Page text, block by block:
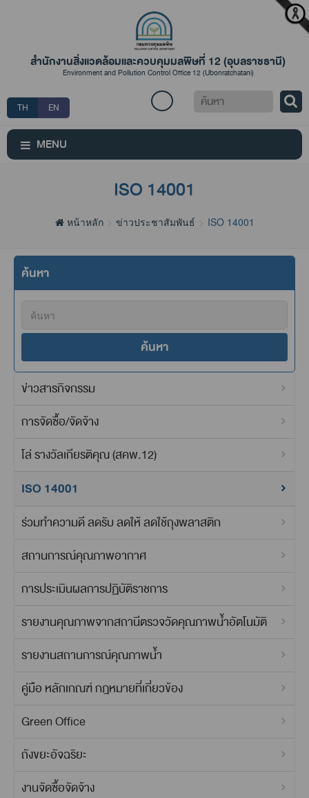
สำนักงานสิ่งแวดล้อมและควบคุมมลพิษที่ 12 (อุบลราชธานี)
Environment and Pollution Control Office 12 (Ubonratchatani)
TH EN
ค้นหา
MENU
ISO 14001
หน้าหลัก ข่าวประชาสัมพันธ์ ISO 14001
ค้นหา
ค้นหา
ข่าวสารกิจกรรม
การจัดซื้อ/จัดจ้าง
โล่ รางวัลเกียรติคุณ (สคพ.12)
ISO 14001
ร่วมทำความดี ลดรับ ลดให้ ลดใช้ถุงพลาสติก
สถานการณ์คุณภาพอากาศ
การประเมินผลการปฏิบัติราชการ
รายงานคุณภาพจากสถานีตรวจวัดคุณภาพน้ำอัตโนมัติ
รายงานสถานการณ์คุณภาพน้ำ
คู่มือ หลักเกณฑ์ กฎหมายที่เกี่ยวข้อง
Green Office
ถังขยะอัจฉริยะ
งานจัดซื้อจัดจ้าง